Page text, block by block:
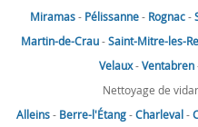
Miramas- Pélissanne- Rognac-
Martin-de-Crau-Saint-Mitre-les-
Velaux-Ventabren
Nettoyage de
Alleins- Berre-l'Étang-Charleval-